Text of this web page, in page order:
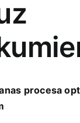
planšetdatori
procesa